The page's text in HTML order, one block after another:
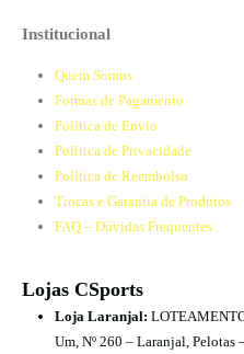
Institucional
Quem Somos
Formas de Pagamento
Política de Envio
Política de Privacidade
Política de Reembolso
Trocas e Garantia de Produtos
FAQ – Dúvidas Frequentes
Lojas CSports
Loja Laranjal:
Um, Nº 260 – Laranjal, Pelotas